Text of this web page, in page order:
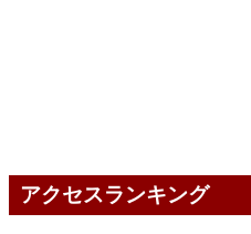
アクセスランキング